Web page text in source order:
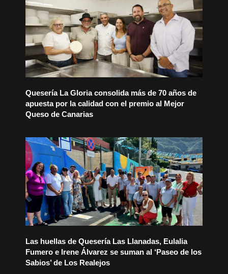
Quesería La Gloria consolida más de 70 años de
apuesta por la calidad con el premio al Mejor
Queso de Canarias
Las huellas de Quesería Las Llanadas, Eulalia
Fumero e Irene Álvarez se suman al ‘Paseo de los
Sabios’ de Los Realejos